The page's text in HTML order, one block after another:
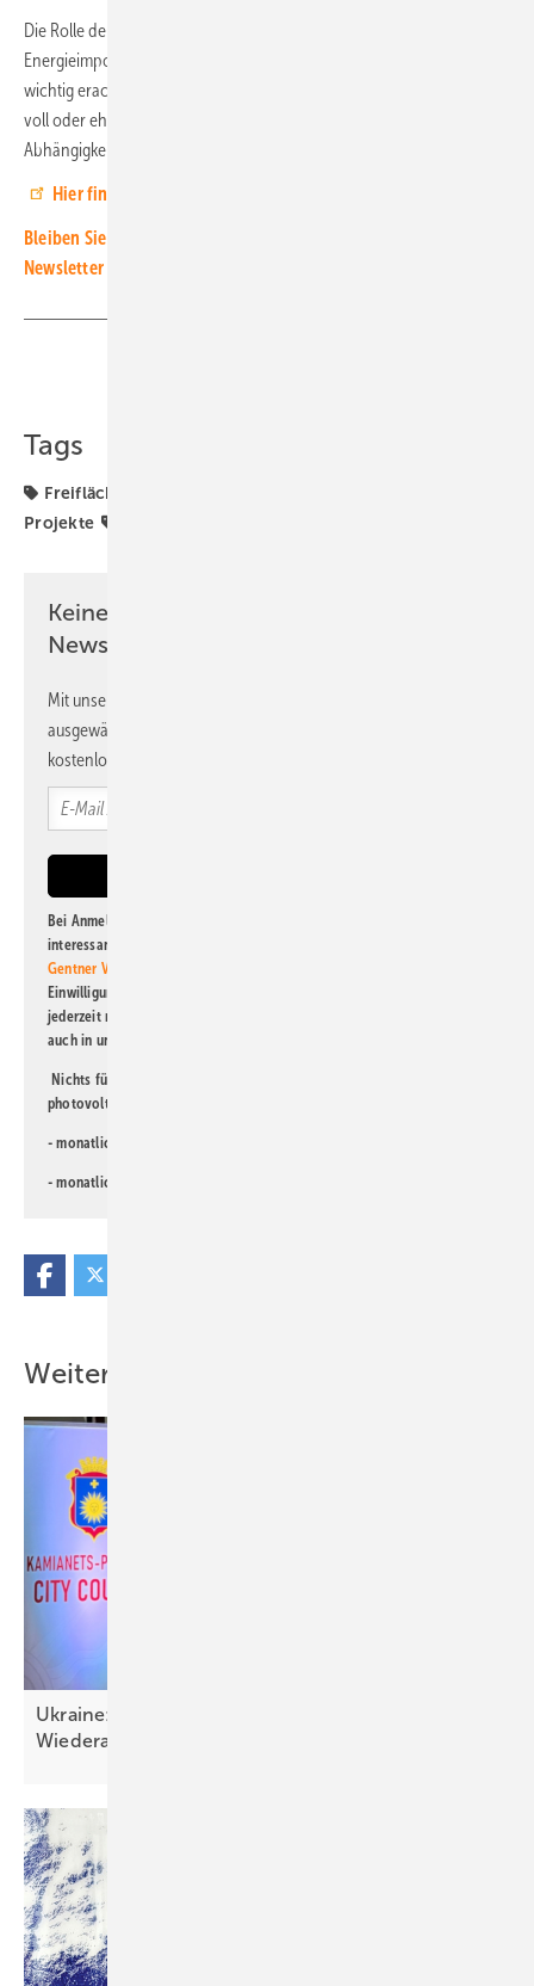
Die Rolle der Freiflächenanlagen für die Unabhängigkeit von
Energieimporten und sichere Stromversorgung wird als besonders
wichtig erachtet. Drei Viertel der Befragten stimmten dieser Aussage
voll oder eher zu. Dass heimische Solarenergie außenpolitische
Abhängigkeiten reduzieren kann, genießt hohe Relevanz. (HS)
Hier finden Sie die Ergebnisse der Umfrage.
Bleiben Sie auf dem Laufenden, melden Sie sich für unseren
Newsletter an
Tags
Freifläche
Projekte
Keine Zeit? Kein Problem mit dem PV
Newsletter!
Mit unserem Newsletter erhalten Sie regelmäßig von uns
ausgewählte Informationen und Neuigkeiten, gebündelt und
kostenlos direkt ins Postfach.
Bei Anmeldung zu diesem Newsletter bin ich damit einverstanden, über
interessante Verlags- und Online-Angebote
Gentner Verlag GmbH & Co. KG
Einwilligung kann ich jederzeit widerrufen und eine Abmeldung ist
jederzeit möglich. Informationen zum Umgang mit Daten finden Sie
auch in unserer
Nichts für Sie dabei? Dann lesen Sie doch einen unserer weiteren
photovoltaik-Newsletter!
- monatlicher
- monatlicher
Weitere Inhalte
Ukraine: Solartechnik wichtig für Resilienz und
Wiederaufbau